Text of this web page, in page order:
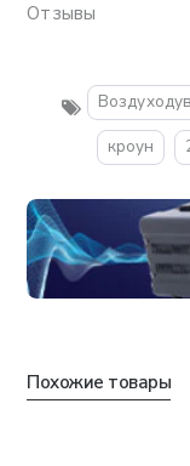
Отзывы
кроун
Похожие товары